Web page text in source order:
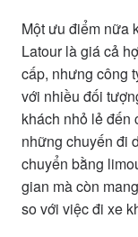
Một ưu điểm nữa
Latour là giá cả
cấp, nhưng công
với nhiều đối
khách nhỏ lẻ đến
những chuyến đi
chuyển bằng
gian mà còn
so với việc đi xe